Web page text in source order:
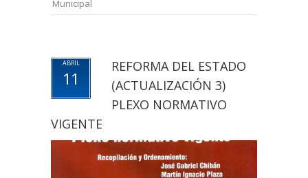
Municipal
ABRIL
11
REFORMA DEL ESTADO
(ACTUALIZACIÓN 3)
PLEXO NORMATIVO
VIGENTE